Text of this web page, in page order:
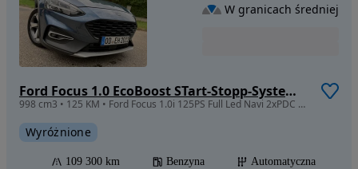
Ford Focus 1.0 EcoBoost STart-Stopp-System ACTIVE X
998 cm3 • 125 KM • Ford Focus 1.0i 125PS Full Led Navi 2xPDC Kamera Park Assist KeyLess
Wyróżnione
109 300 km Benzyna
Automatyczna
W granicach średniej